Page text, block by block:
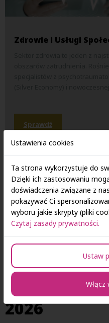
Zdrowie i Usługi
Sprawdź
ELASTYCZNOŚĆ
Szeroka
przewaga
2026
Ustawienia cookies
Ta strona wykorzystuje do
Dzięki ich zastosowaniu
doświadczenia związane z
pokazywać Ci
wyboru jakie skrypty (pliki
Czytaj zasady prywatności.
Ustaw